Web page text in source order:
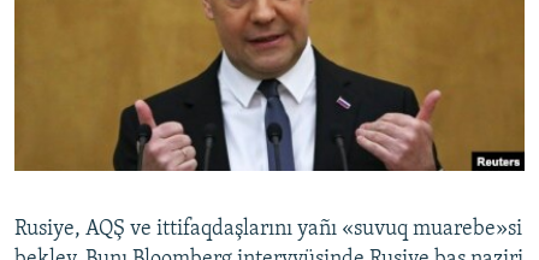
Українською
Rusiye, AQŞ ve ittifaqdaşlarını yañı «suvuq muarebe»si